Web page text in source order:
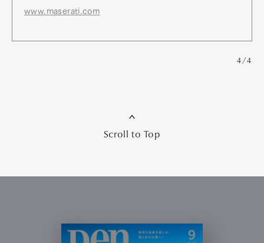
www.maserati.com
4/4
Scroll to Top